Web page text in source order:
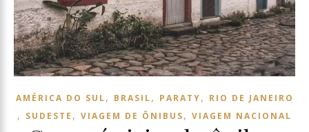
AMÉRICA DO SUL, BRASIL, PARATY, RIO DE JANEIRO
, SUDESTE , VIAGEM DE ÔNIBUS, VIAGEM NACIONAL